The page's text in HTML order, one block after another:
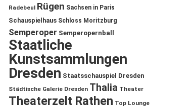
Radebeul Rügen Sachsen in Paris
Schauspielhaus Schloss Moritzburg
Semperoper Semperopernball
Staatliche
Kunstsammlungen
Dresden Staatsschauspiel Dresden
Städtische Galerie Dresden Thalia Theater
Theaterzelt Rathen Top Lounge